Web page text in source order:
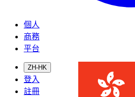
個人
商務
平台
ZH-HK
登入
註冊